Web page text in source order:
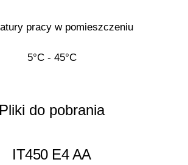
pracy w pomieszczeniu
5°C - 45°C
Pliki do pobrania
IT450 E4 AA